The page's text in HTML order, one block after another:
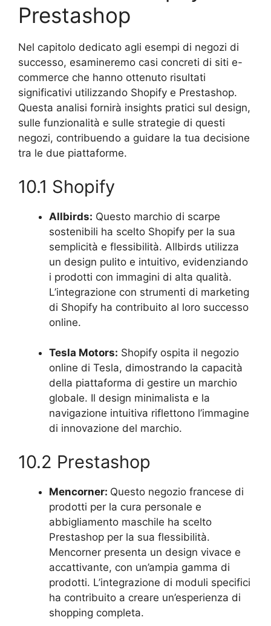
Prestashop
Nel capitolo dedicato agli esempi di negozi di
successo, esamineremo casi concreti di siti e-
commerce che hanno ottenuto risultati
significativi utilizzando Shopify e Prestashop.
Questa analisi fornirà insights pratici sul design,
sulle funzionalità e sulle strategie di questi
negozi, contribuendo a guidare la tua decisione
tra le due piattaforme.
10.1 Shopify
Allbirds: Questo marchio di scarpe
sostenibili ha scelto Shopify per la sua
semplicità e flessibilità. Allbirds utilizza
un design pulito e intuitivo, evidenziando
i prodotti con immagini di alta qualità.
L’integrazione con strumenti di marketing
di Shopify ha contribuito al loro successo
online.
Tesla Motors: Shopify ospita il negozio
online di Tesla, dimostrando la capacità
della piattaforma di gestire un marchio
globale. Il design minimalista e la
navigazione intuitiva riflettono l’immagine
di innovazione del marchio.
10.2 Prestashop
Mencorner: Questo negozio francese di
prodotti per la cura personale e
abbigliamento maschile ha scelto
Prestashop per la sua flessibilità.
Mencorner presenta un design vivace e
accattivante, con un’ampia gamma di
prodotti. L’integrazione di moduli specifici
ha contribuito a creare un’esperienza di
shopping completa.